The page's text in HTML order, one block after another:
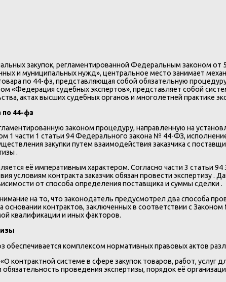
закупок, регламентированной Федеральным законом
и муниципальных нужд», центральное место занимает
по 44-фз, представляющая собой обязательную
«Федерация судебных экспертов», представляет собой
актах высших судебных органов и многолетней практике
по 44-фз
законом процедуру, направленную на
1 части 1 статьи 94 Федерального закона № 44-ФЗ,
закупки путем взаимодействия заказчика с
.
её императивным характером. Согласно части 3 статьи
условиям контракта заказчик обязан провести
от способа определения поставщика и суммы сделки .
на то, что законодатель предусмотрел два способа
основании контрактов, заключенных в соответствии с
квалификации и иных факторов.
обеспечивается комплексом нормативных правовых актов
системе в сфере закупок товаров, работ, услуг
проведения экспертизы, порядок её